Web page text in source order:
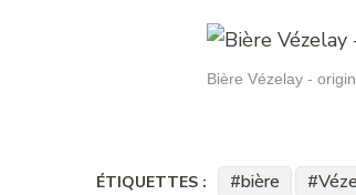
Bière Vézelay -
ÉTIQUETTES : bière